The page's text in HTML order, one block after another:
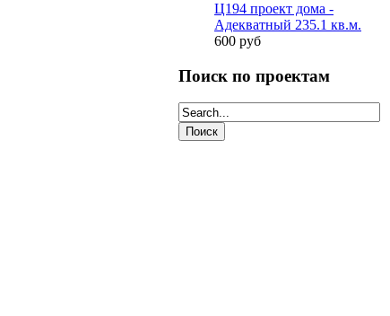
Ц194 проект дома -
Адекватный 235.1 кв.м.
600 руб
Поиск по проектам